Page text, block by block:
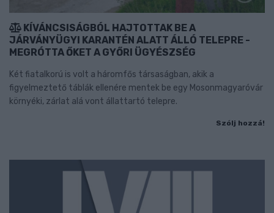
KÍVÁNCSISÁGBÓL HAJTOTTAK BE A
JÁRVÁNYÜGYI KARANTÉN ALATT ÁLLÓ TELEPRE -
MEGRÓTTA ŐKET A GYŐRI ÜGYÉSZSÉG
Két fiatalkorú is volt a háromfős társaságban, akik a
figyelmeztető táblák ellenére mentek be egy Mosonmagyaróvár
környéki, zárlat alá vont állattartó telepre.
Szólj hozzá!